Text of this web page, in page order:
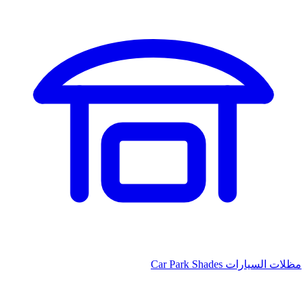
مظلات السيارات Car Park Shades